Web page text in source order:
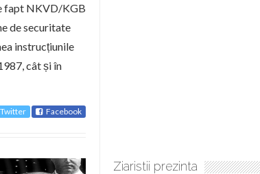
fapt NKVD/KGB
de securitate
instrucțiunile
cât și în
Twitter Facebook
Ziaristii prezinta